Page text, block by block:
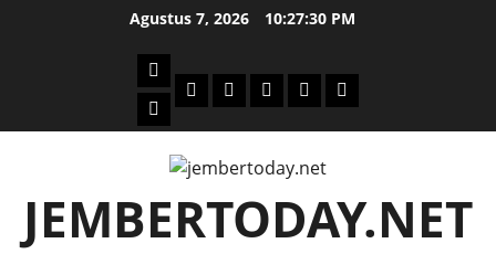
Agustus 7, 2026 10:27:30 PM
Beranda
News
PolitikOtomotifEkonomiSosialtentang
JEMBERTODAY.NET